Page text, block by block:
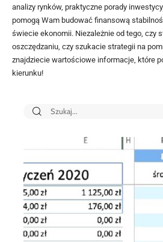
analizy rynków, praktyczne porady
pomogą Wam budować finansową
świecie ekonomii. Niezależnie od tego, czy
oszczędzaniu, czy szukacie strategii na
znajdziecie wartościowe informacje, które
kierunku!